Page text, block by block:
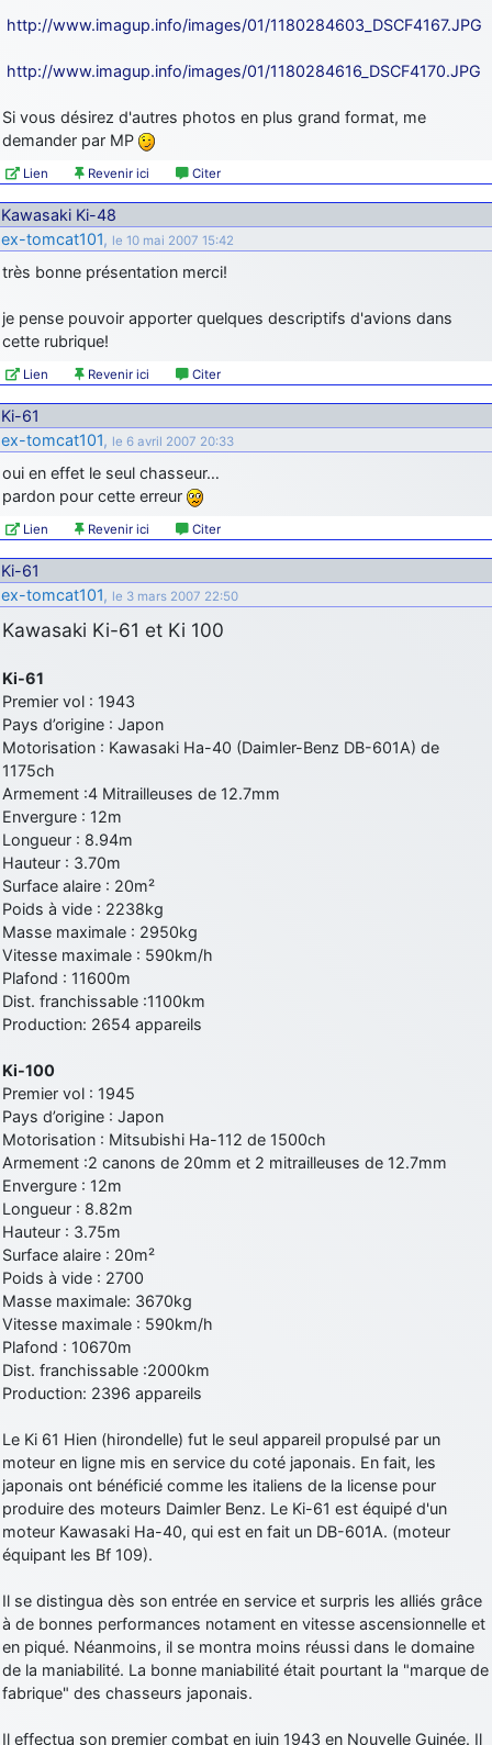
http://www.imagup.info/images/01/1180284603_DSCF4167.JPG
http://www.imagup.info/images/01/1180284616_DSCF4170.JPG
Si vous désirez d'autres photos en plus grand format, me
demander par MP
Lien Revenir ici Citer
Kawasaki Ki-48
ex-tomcat101, le 10 mai 2007 15:42
très bonne présentation merci!
je pense pouvoir apporter quelques descriptifs d'avions dans
cette rubrique!
Lien Revenir ici Citer
Ki-61
ex-tomcat101, le 6 avril 2007 20:33
oui en effet le seul chasseur…
pardon pour cette erreur
Lien Revenir ici Citer
Ki-61
ex-tomcat101, le 3 mars 2007 22:50
Kawasaki Ki-61 et Ki 100
Ki-61
Premier vol : 1943
Pays d’origine : Japon
Motorisation : Kawasaki Ha-40 (Daimler-Benz DB-601A) de
1175ch
Armement :4 Mitrailleuses de 12.7mm
Envergure : 12m
Longueur : 8.94m
Hauteur : 3.70m
Surface alaire : 20m²
Poids à vide : 2238kg
Masse maximale : 2950kg
Vitesse maximale : 590km/h
Plafond : 11600m
Dist. franchissable :1100km
Production: 2654 appareils
Ki-100
Premier vol : 1945
Pays d’origine : Japon
Motorisation : Mitsubishi Ha-112 de 1500ch
Armement :2 canons de 20mm et 2 mitrailleuses de 12.7mm
Envergure : 12m
Longueur : 8.82m
Hauteur : 3.75m
Surface alaire : 20m²
Poids à vide : 2700
Masse maximale: 3670kg
Vitesse maximale : 590km/h
Plafond : 10670m
Dist. franchissable :2000km
Production: 2396 appareils
Le Ki 61 Hien (hirondelle) fut le seul appareil propulsé par un
moteur en ligne mis en service du coté japonais. En fait, les
japonais ont bénéficié comme les italiens de la license pour
produire des moteurs Daimler Benz. Le Ki-61 est équipé d'un
moteur Kawasaki Ha-40, qui est en fait un DB-601A. (moteur
équipant les Bf 109).
Il se distingua dès son entrée en service et surpris les alliés grâce
à de bonnes performances notament en vitesse ascensionnelle et
en piqué. Néanmoins, il se montra moins réussi dans le domaine
de la maniabilité. La bonne maniabilité était pourtant la "marque de
fabrique" des chasseurs japonais.
Il effectua son premier combat en juin 1943 en Nouvelle Guinée. Il